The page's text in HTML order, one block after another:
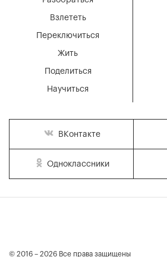
Взлететь
Переключиться
Жить
Поделиться
Научиться
ВКонтакте
Одноклассники
© 2016 – 2026 Все права защищены